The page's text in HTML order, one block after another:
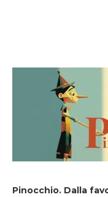
Pinocchio. Dalla